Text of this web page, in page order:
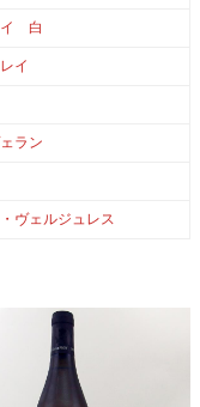
イ 白
イ
ラン
ヴェルジュレス